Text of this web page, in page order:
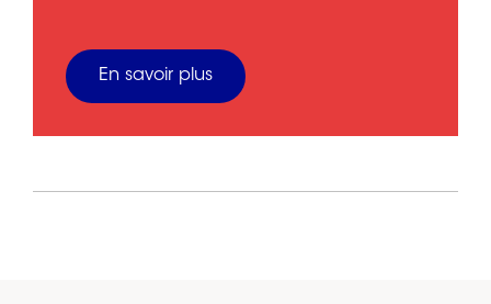
En savoir plus